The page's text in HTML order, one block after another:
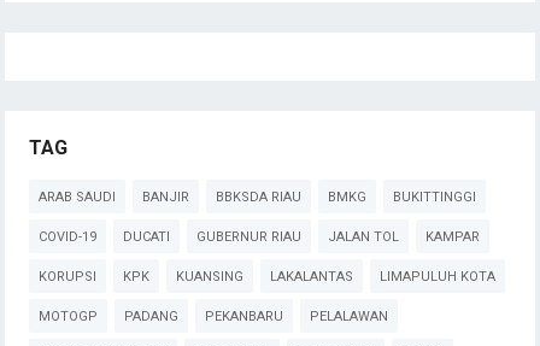
TAG
ARAB SAUDI BANJIR BBKSDA RIAU BMKG BUKITTINGGI
COVID-19 DUCATI GUBERNUR RIAU JALAN TOL KAMPAR
KORUPSI KPK KUANSING LAKALANTAS LIMAPULUH KOTA
MOTOGP PADANG PEKANBARU PELALAWAN